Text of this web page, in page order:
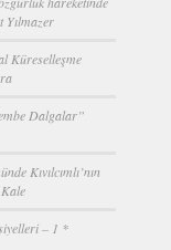
Yılmazer
Küreselleşme
Dalgalar”
Kıvılcımlı’nın
– 1 *